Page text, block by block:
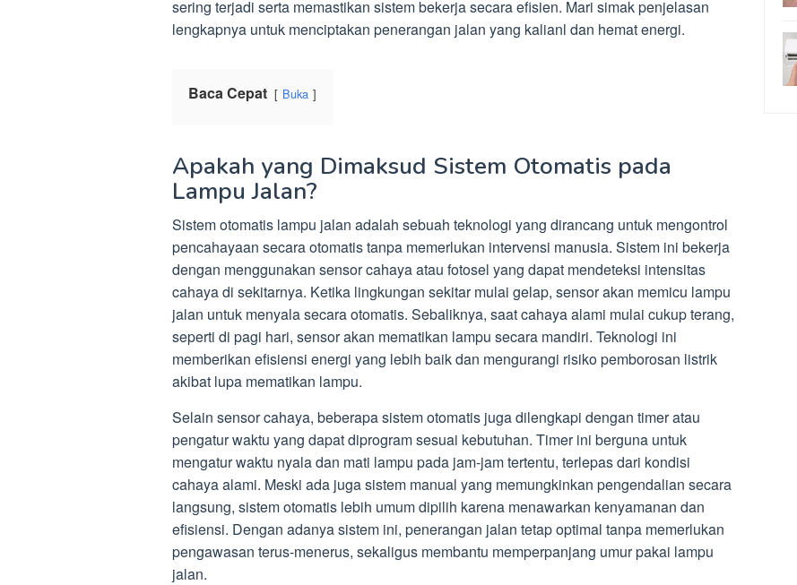
sering terjadi serta memastikan sistem bekerja secara efisien. Mari simak penjelasan
lengkapnya untuk menciptakan penerangan jalan yang kalianl dan hemat energi.
Baca Cepat Buka
Apakah yang Dimaksud Sistem Otomatis pada
Lampu Jalan?
Sistem otomatis lampu jalan adalah sebuah teknologi yang dirancang untuk mengontrol
pencahayaan secara otomatis tanpa memerlukan intervensi manusia. Sistem ini bekerja
dengan menggunakan sensor cahaya atau fotosel yang dapat mendeteksi intensitas
cahaya di sekitarnya. Ketika lingkungan sekitar mulai gelap, sensor akan memicu lampu
jalan untuk menyala secara otomatis. Sebaliknya, saat cahaya alami mulai cukup terang,
seperti di pagi hari, sensor akan mematikan lampu secara mandiri. Teknologi ini
memberikan efisiensi energi yang lebih baik dan mengurangi risiko pemborosan listrik
akibat lupa mematikan lampu.
Selain sensor cahaya, beberapa sistem otomatis juga dilengkapi dengan timer atau
pengatur waktu yang dapat diprogram sesuai kebutuhan. Timer ini berguna untuk
mengatur waktu nyala dan mati lampu pada jam-jam tertentu, terlepas dari kondisi
cahaya alami. Meski ada juga sistem manual yang memungkinkan pengendalian secara
langsung, sistem otomatis lebih umum dipilih karena menawarkan kenyamanan dan
efisiensi. Dengan adanya sistem ini, penerangan jalan tetap optimal tanpa memerlukan
pengawasan terus-menerus, sekaligus membantu memperpanjang umur pakai lampu
jalan.